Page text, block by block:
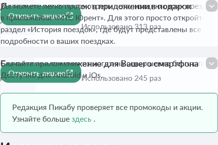
Детализации поездок в приложении в подарок
До 30 сент. 2026
Вы можете легко просмотреть детализацию своих поездок
в приложении «МТС Юрент». Для этого просто откройте
раздел «История поездок», где будут представлены все
подробности о ваших поездках.
Открыть акцию
Использовано 313 раз
Бесплатное приложение для Вашего смартфона
До 30 сент. 2026
Скачайте приложение из магазина совершенно бесплатно.
Доступно для Android и iOs.
Открыть акцию
Использовано 245 раз
Редакция Пикабу проверяет все промокоды и акции.
Узнайте больше здесь .